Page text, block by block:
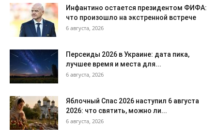
Инфантино остается президентом ФИФА:
что произошло на экстренной встрече
6 августа, 2026
Персеиды 2026 в Украине: дата пика,
лучшее время и места для...
6 августа, 2026
Яблочный Спас 2026 наступил 6 августа
2026: что святить, можно ли...
6 августа, 2026